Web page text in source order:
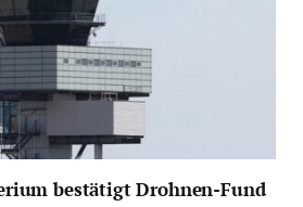
bestätigt Drohnen-Fund